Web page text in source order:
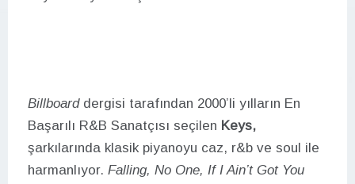
Billboarddergisi tarafından 2000’li yılların En
Başarılı R&B Sanatçısı seçilen Keys,
şarkılarında klasik piyanoyu caz, r&b ve soul ile
harmanlıyor. Falling, No One, If I Ain’t Got You